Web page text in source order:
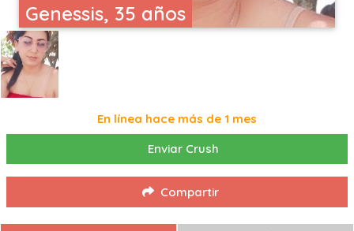
Genessis, 35 años
En línea hace más de 1 mes
Enviar Crush
Compartir